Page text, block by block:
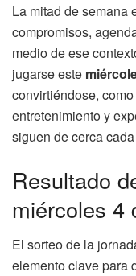
La mitad de semana
compromisos,
medio de ese
jugarse este
convirtiéndose,
entretenimiento y
siguen de cerca
Resultado
miércoles 4
El sorteo de la
elemento clave para